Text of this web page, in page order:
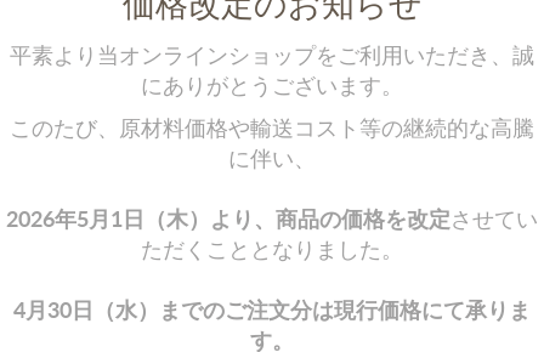
に伴い、
2026年5月1日（木）より、商品の価格を改定 させてい
ただくこととなりました。
4月30日（水）までのご注文分は現行価格にて承りま
これまで価格維持に努めてまいりましたが、
品質を守り、今後も安心して長くお使いいただける製
品をお届けするため、